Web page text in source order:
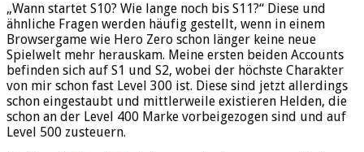
„Wann startet S10? Wie lange noch bis S11?“ Diese und
ähnliche Fragen werden häufig gestellt, wenn in einem
Browsergame wie Hero Zero schon länger keine neue
Spielwelt mehr herauskam. Meine ersten beiden Accounts
befinden sich auf S1 und S2, wobei der höchste Charakter
von mir schon fast Level 300 ist. Diese sind jetzt allerdings
schon eingestaubt und mittlerweile existieren Helden, die
schon an der Level 400 Marke vorbeigezogen sind und auf
Level 500 zusteuern.